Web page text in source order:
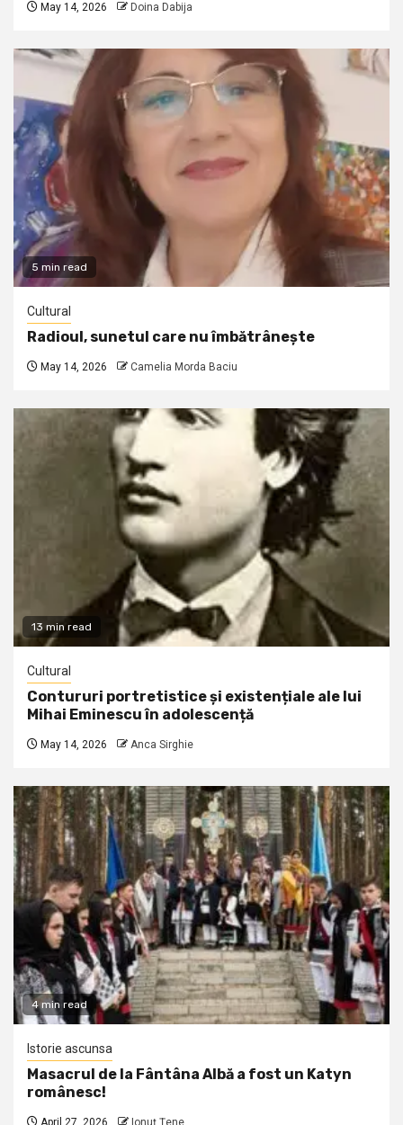
May 14, 2026 Doina Dabija
5 min read
Cultural
Radioul, sunetul care nu îmbătrânește
May 14, 2026 Camelia Morda Baciu
13 min read
Cultural
Contururi portretistice și existențiale ale lui
Mihai Eminescu în adolescență
May 14, 2026 Anca Sirghie
4 min read
Istorie ascunsa
Masacrul de la Fântâna Albă a fost un Katyn
românesc!